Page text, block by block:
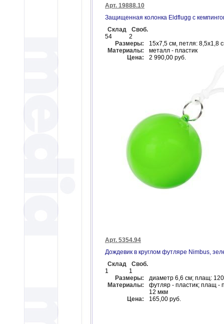
Арт. 19888.10
Защищенная колонка Eldflugg с
Склад
Своб.
54
2
Размеры:
15х7,5 см, петля: 8,5x1,8
Материалы:
металл - пластик
Цена:
2 990,00 руб.
Арт. 5354.94
Дождевик в круглом футляре Nimbus,
Склад
Своб.
1
1
Размеры:
диаметр 6,6 см; плащ:
Материалы:
футляр - пластик; плащ -
12 мкм
Цена:
165,00 руб.